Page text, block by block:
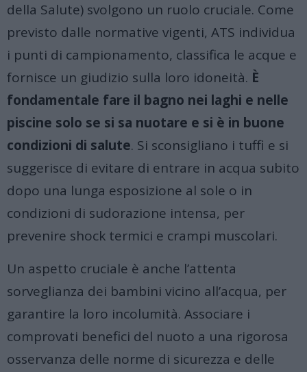
della Salute) svolgono un ruolo cruciale. Come
previsto dalle normative vigenti, ATS individua
i punti di campionamento, classifica le acque e
fornisce un giudizio sulla loro idoneità. È
fondamentale fare il bagno nei laghi e nelle
piscine solo se si sa nuotare e si è in buone
condizioni di salute. Si sconsigliano i tuffi e si
suggerisce di evitare di entrare in acqua subito
dopo una lunga esposizione al sole o in
condizioni di sudorazione intensa, per
prevenire shock termici e crampi muscolari.
Un aspetto cruciale è anche l’attenta
sorveglianza dei bambini vicino all’acqua, per
garantire la loro incolumità. Associare i
comprovati benefici del nuoto a una rigorosa
osservanza delle norme di sicurezza e delle